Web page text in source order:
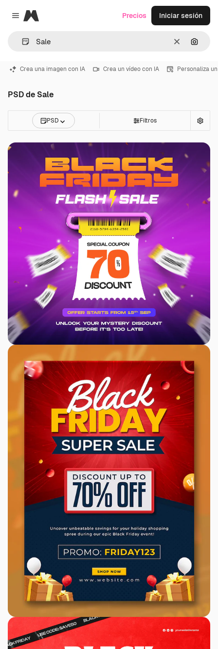
Close menu
Magnific
Borrar
Precios Iniciar sesión
Crea una imagen con IA Crea un vídeo con IA Personaliza
PSD de Sale
PSD Filtros